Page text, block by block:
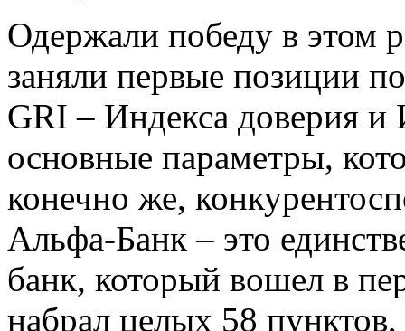
Одержали победу в этом
заняли первые позиции
GRI – Индекса доверия и
основные параметры,
конечно же,
Альфа-Банк – это
банк, который вошел в
набрал целых 58